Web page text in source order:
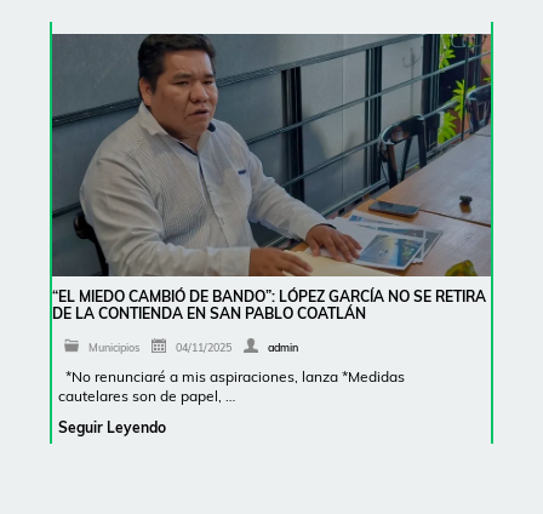
“EL MIEDO CAMBIÓ DE BANDO”: LÓPEZ GARCÍA NO SE RETIRA
DE LA CONTIENDA EN SAN PABLO COATLÁN
Municipios 04/11/2025 admin
*No renunciaré a mis aspiraciones, lanza *Medidas
cautelares son de papel, …
Seguir Leyendo